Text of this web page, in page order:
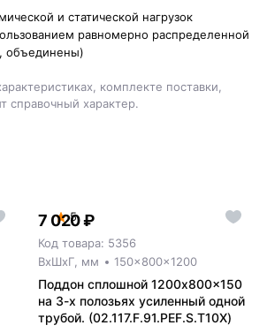
и статической нагрузок
равномерно распределенной
объединены)
комплекте поставки,
справочный характер.
5
7 020 ₽
Код товара: 5356
ВxШxГ, мм
150x800x1200
Поддон сплошной 1200x800x150
на 3-х полозьях усиленный одной
трубой. (02.117.F.91.PEF.S.Т10X)